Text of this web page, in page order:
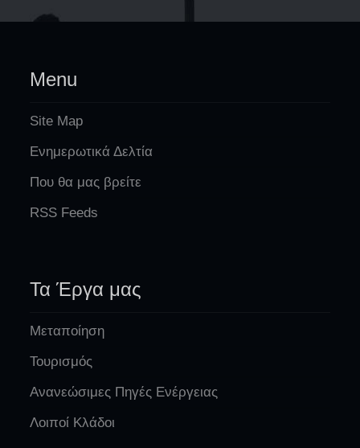
Menu
Site Map
Ενημερωτικά Δελτία
Που θα μας βρείτε
RSS Feeds
Τα Έργα μας
Μεταποίηση
Τουρισμός
Ανανεώσιμες Πηγές Ενέργειας
Λοιποί Κλάδοι